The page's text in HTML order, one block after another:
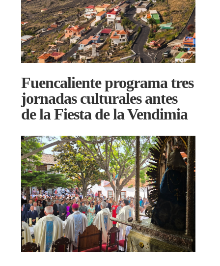
Fuencaliente programa tres
jornadas culturales antes
de la Fiesta de la Vendimia